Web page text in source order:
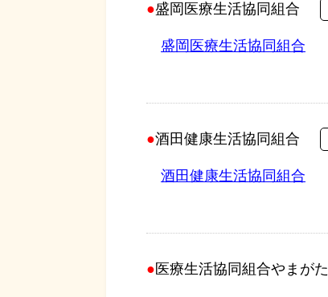
盛岡医療生活協同組合
盛岡医療生活協同組合
酒田健康生活協同組合
酒田健康生活協同組合
医療生活協同組合やまがた